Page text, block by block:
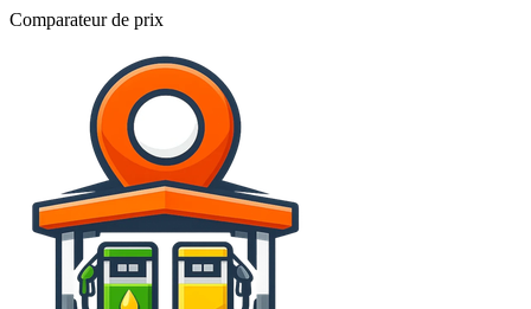
Comparateur de prix